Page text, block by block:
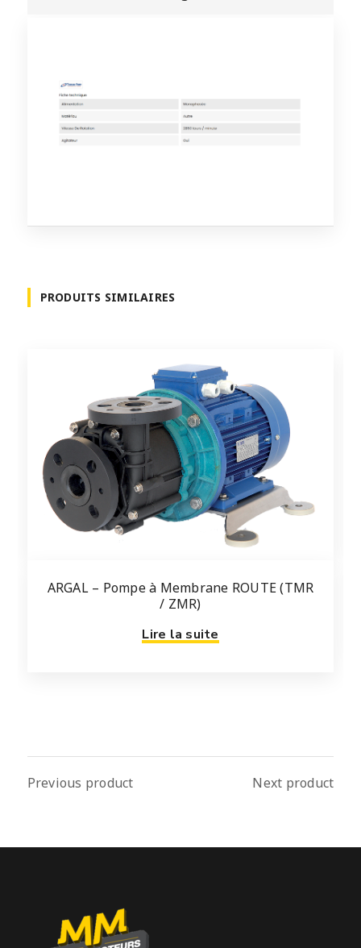
PRODUITS SIMILAIRES
ARGAL – Pompe à Membrane ROUTE (TMR
/ ZMR)
Lire la suite
Previous product Next product